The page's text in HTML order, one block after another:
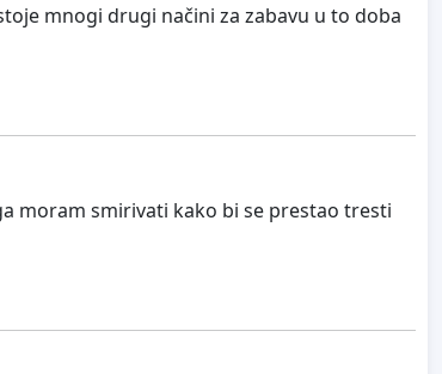
mnogi drugi načini za zabavu u to doba
moram smirivati kako bi se prestao tresti